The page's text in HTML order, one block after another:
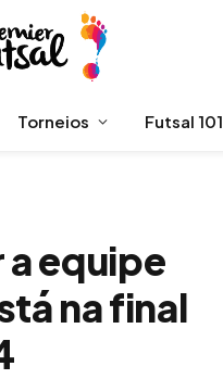
Torneios Futsal 101
a equipe
na final